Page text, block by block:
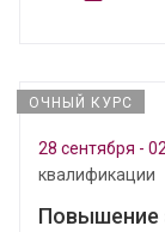
ОЧНЫЙ КУРС
28 сентября -
квалификации
Повышение